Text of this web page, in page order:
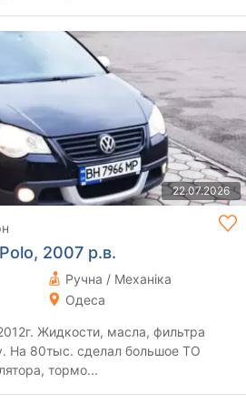
22.07.2026
2007 р.в.
Ручна / Механіка
Одеса
Жидкости, масла, фильтра
На 80тыс. сделал большое ТО
тормо...